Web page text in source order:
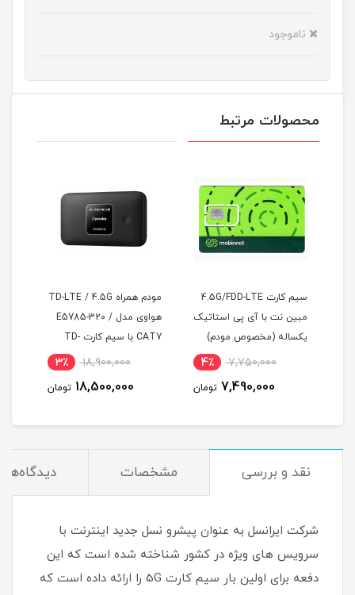
ناموجود
محصولات مرتبط
سیم کارت 4.5G/FDD-LTE
مبین نت با آی پی استاتیک
یکساله (مخصوص مودم)
7,750,000 4٪
7,490,000 تومان
مودم همراه TD-LTE / 4.5G
هواوی مدل E5785-320 /
CAT7 با سیم کارت TD-
LTE و اینترنت 50 گیگ یک18,900,000 3٪
18,500,000 تومان
نقد و بررسی مشخصات دیدگاه‌ها
شرکت ایرانسل به عنوان پیشرو نسل جدید اینترنت با
سرویس های ویژه در کشور شناخته شده است که این
دفعه برای اولین بار سیم کارت 5G را ارائه داده است که